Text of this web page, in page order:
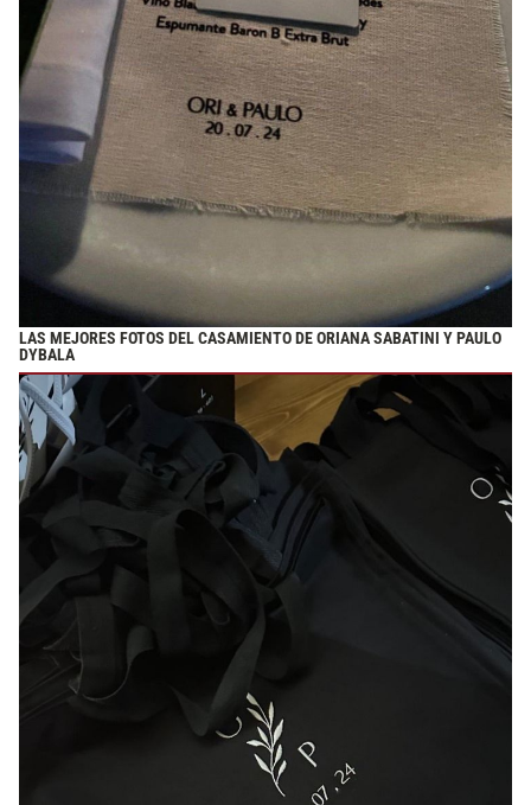
LAS MEJORES FOTOS DEL CASAMIENTO DE ORIANA SABATINI Y PAULO
DYBALA